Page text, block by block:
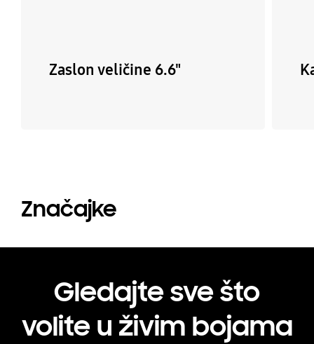
Zaslon veličine 6.6"
Značajke
Gledajte sve što
volite u živim bojama